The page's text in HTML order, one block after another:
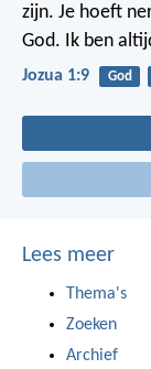
zijn. Je hoeft
God. Ik ben
Jozua 1:9 God
Lees meer
Thema's
Zoeken
Archief